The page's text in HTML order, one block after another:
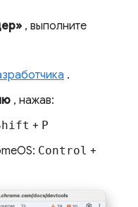
, выполните
.
, нажав:
+ P
Control +